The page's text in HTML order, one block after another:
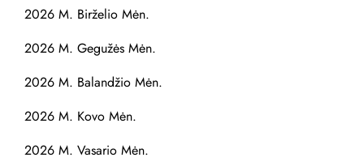
2026 M. Birželio Mėn.
2026 M. Gegužės Mėn.
2026 M. Balandžio Mėn.
2026 M. Kovo Mėn.
2026 M. Vasario Mėn.